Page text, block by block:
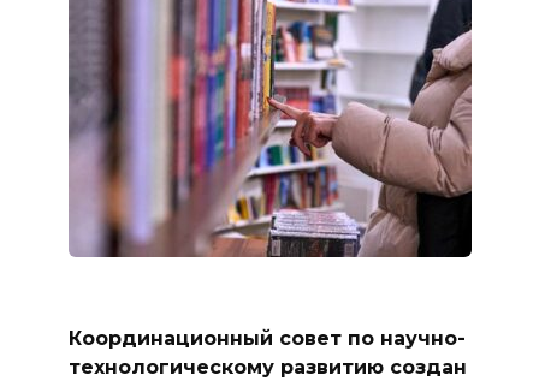
Координационный совет по научно-
технологическому развитию создан